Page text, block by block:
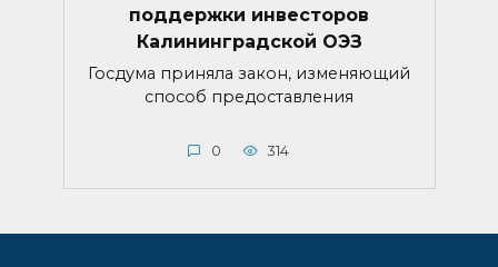
поддержки инвесторов
Калининградской ОЭЗ
Госдума приняла закон, изменяющий
способ предоставления
0 314